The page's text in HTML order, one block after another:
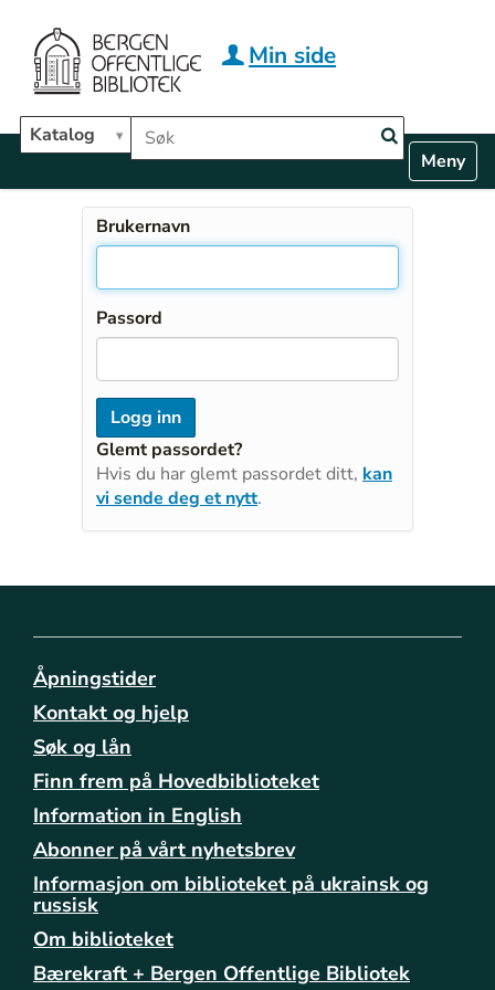
Hopp til hovedinnhold
Søk i biblioteket
Katalog
Min side
v
Toggle
Brukernavn
Passord
Glemt passordet?
Hvis du har glemt passordet ditt, kan
vi sende deg et nytt.
Åpningstider
Kontakt og hjelp
Søk og lån
Finn frem på Hovedbiblioteket
Information in English
Abonner på vårt nyhetsbrev
Informasjon om biblioteket på ukrainsk og
russisk
Om biblioteket
Bærekraft + Bergen Offentlige Bibliotek